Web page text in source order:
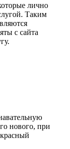
лично
Таким
с сайта
нового, при